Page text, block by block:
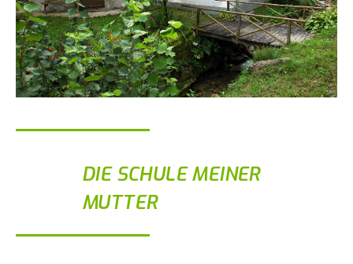
DIE SCHULE MEINER
MUTTER